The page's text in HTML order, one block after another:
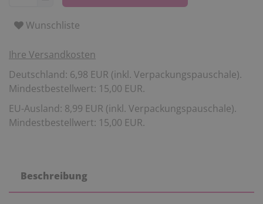
Wunschliste
Ihre Versandkosten
Deutschland: 6,98 EUR (inkl. Verpackungspauschale).
Mindestbestellwert: 15,00 EUR.
EU-Ausland: 8,99 EUR (inkl. Verpackungspauschale).
Mindestbestellwert: 15,00 EUR.
Beschreibung